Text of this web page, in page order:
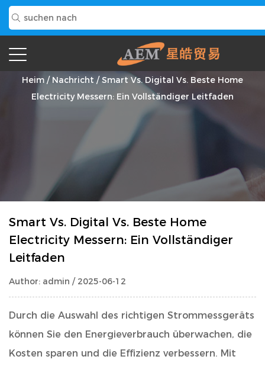
Nachricht
Heim / Nachricht /Smart Vs. Digital Vs. Beste Home
Electricity Messern: Ein Vollständiger Leitfaden
Smart Vs. Digital Vs. Beste Home
Electricity Messern: Ein Vollständiger
Leitfaden
Author: admin / 2025-06-12
Durch die Auswahl des richtigen Strommessgeräts
können Sie den Energieverbrauch überwachen, die
Kosten sparen und die Effizienz verbessern. Mit